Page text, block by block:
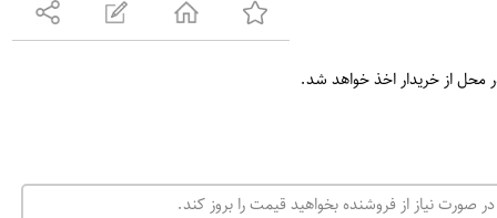
محل از خریدار اخذ خواهد شد.
صورت نیاز از فروشنده بخواهید قیمت را بروز کند.